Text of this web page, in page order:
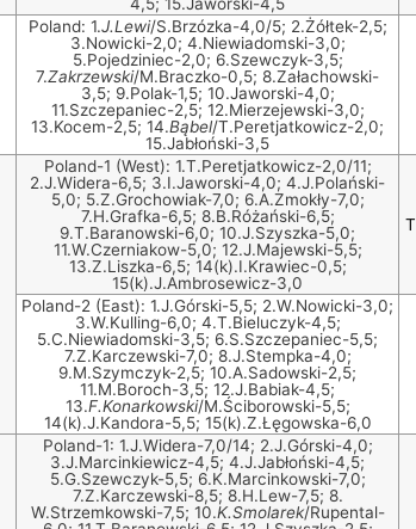
Poland: 1.J.Lewi/S.Brzózka-4,0/5; 2.Żółtek-2,5;
3.Nowicki-2,0; 4.Niewiadomski-3,0;
5.Pojedziniec-2,0; 6.Szewczyk-3,5;
7.Zakrzewski/M.Braczko-0,5; 8.Załachowski-
3,5; 9.Polak-1,5; 10.Jaworski-4,0;
11.Szczepaniec-2,5; 12.Mierzejewski-3,0;
13.Kocem-2,5; 14.Bąbel/T.Peretjatkowicz-2,0;
15.Jabłoński-3,5
Poland-1 (West): 1.T.Peretjatkowicz-2,0/11;
2.J.Widera-6,5; 3.I.Jaworski-4,0; 4.J.Polański-
5,0; 5.Z.Grochowiak-7,0; 6.A.Zmokły-7,0;
7.H.Grafka-6,5; 8.B.Różański-6,5;
9.T.Baranowski-6,0; 10.J.Szyszka-5,0;
11.W.Czerniakow-5,0; 12.J.Majewski-5,5;
13.Z.Liszka-6,5; 14(k).I.Krawiec-0,5;
15(k).J.Ambrosewicz-3,0
Poland-2 (East): 1.J.Górski-5,5; 2.W.Nowicki-3,0;
3.W.Kulling-6,0; 4.T.Bieluczyk-4,5;
5.C.Niewiadomski-3,5; 6.S.Szczepaniec-5,5;
7.Z.Karczewski-7,0; 8.J.Stempka-4,0;
9.M.Szymczyk-2,5; 10.A.Sadowski-2,5;
11.M.Boroch-3,5; 12.J.Babiak-4,5;
13.F.Konarkowski/M.Ściborowski-5,5;
14(k).J.Kandora-5,5; 15(k).Z.Łęgowska-6,0
Poland-1: 1.J.Widera-7,0/14; 2.J.Górski-4,0;
3.J.Marcinkiewicz-4,5; 4.J.Jabłoński-4,5;
5.G.Szewczyk-5,5; 6.K.Marcinkowski-7,0;
7.Z.Karczewski-8,5; 8.H.Lew-7,5; 8.
W.Strzemkowski-7,5; 10.K.Smolarek/Rupental-